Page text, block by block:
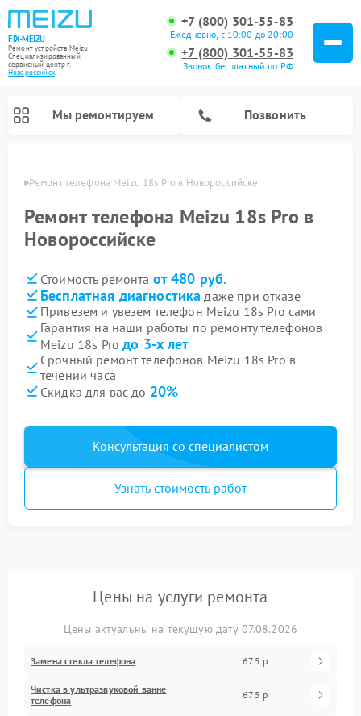
FIX-MEIZU
Ремонт устройств Meizu
Специализированный
cервисный центр г.
Новороссийск
+7 (800) 301-55-83
Ежедневно, с 10:00 до 20:00
+7 (800) 301-55-83
Звонок бесплатный по РФ
Мы ремонтируем Позвонить
Ремонт телефона Meizu 18s Pro в Новороссийске
Ремонт телефона Meizu 18s Pro в
Новороссийске
Стоимость ремонта от 480 руб.
Бесплатная диагностика даже при отказе
Привезем и увезем телефон Meizu 18s Pro сами
Гарантия на наши работы по ремонту телефонов
Meizu 18s Proдо 3-х лет
Срочный ремонт телефонов Meizu 18s Pro в
течении часа
Скидка для вас до 20%
Консультация со специалистом
Узнать стоимость работ
Цены на услуги ремонта
Цены актуальны на текущую дату 07.08.2026
Замена стекла телефона 675 р
Чистка в ультразвуковой ванне
телефона
675 р